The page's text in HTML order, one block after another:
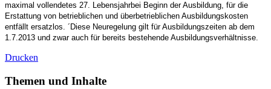
maximal vollendetes 27. Lebensjahrbei Beginn der Ausbildung, für die
Erstattung von betrieblichen und überbetrieblichen Ausbildungskosten
entfällt ersatzlos. ´Diese Neuregelung gilt für Ausbildungszeiten ab dem
1.7.2013 und zwar auch für bereits bestehende Ausbildungsverhältnisse.
Drucken
Themen und Inhalte